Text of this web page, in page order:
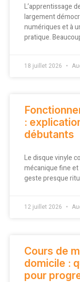
L’apprentissage
largement
numériques et à
pratique.
18 juillet 2026
:
débutants
Le disque vinyle
mécanique fine et
geste presque
12 juillet 2026
Cours de
domicile :
pour